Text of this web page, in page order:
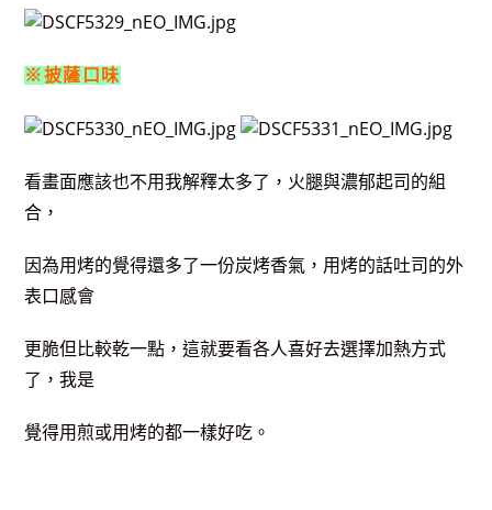
※披薩口味
看畫面應該也不用我解釋太多了，火腿與濃郁起司的組
合，
因為用烤的覺得還多了一份炭烤香氣，用烤的話吐司的外
表口感會
更脆但比較乾一點，這就要看各人喜好去選擇加熱方式
了，我是
覺得用煎或用烤的都一樣好吃。